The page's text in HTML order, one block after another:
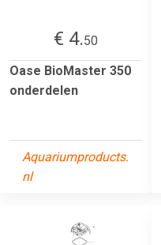
€ 4.50
Oase BioMaster 350
onderdelen
Aquariumproducts.
nl